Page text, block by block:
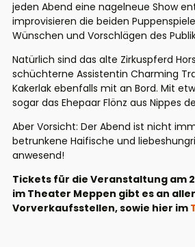
jeden Abend eine nagelneue Show
improvisieren die beiden
Wünschen und Vorschlägen des
Natürlich sind das alte Zirkuspferd
schüchterne Assistentin Charming
Kakerlak ebenfalls mit an Bord. Mit
sogar das Ehepaar Flönz aus Nippes
Aber Vorsicht: Der Abend ist nicht
betrunkene Haifische und
anwesend!
Tickets für die Veranstaltung am
im Theater Meppen gibt es an
Vorverkaufsstellen, sowie hier im